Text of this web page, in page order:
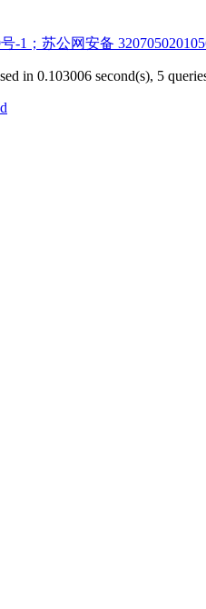
-1；苏公网安备
in 0.103006 second(s), 5